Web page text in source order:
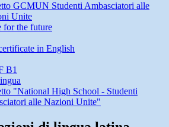
GCMUN Studenti Ambasciatori alle
Unite
for the future
in English
B1
"National High School - Studenti
alle Nazioni Unite"